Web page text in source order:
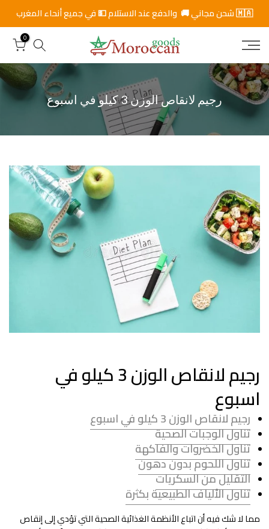
خ
ط
ا
ل
ى
ا
ى
🇲🇦 شحن مجاني 🚚 والدفع عند الاستلام 💵 في جميع أنحاء المغرب
0
رجيم لانقاص الوزن 3 كيلو في اسبوع
رجيم لانقاص الوزن 3 كيلو في
اسبوع
رجيم لانقاص الوزن 3 كيلو في اسبوع
تناول الوجبات الصحية
تناول الخضروات والفاكهة
تناول اللحوم بدون دهون
التقليل من السكريات
تناول الألياف الطبيعية بكثرة
مما لا شك فيه أن اتباع الأنظمة الغذائية الصحية التي تؤدي إلى إنقاص